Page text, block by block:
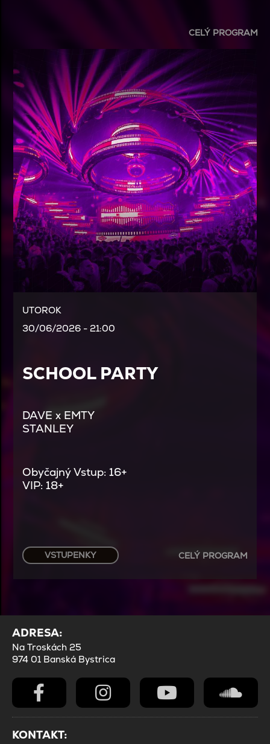
CELÝ PROGRAM
UTOROK
30/06/2026 - 21:00
SCHOOL PARTY
DAVE x EMTY
STANLEY
Obyčajný Vstup: 16+
VIP: 18+
VSTUPENKY CELÝ PROGRAM
ADRESA:
Na Troskách 25
974 01 Banská Bystrica
KONTAKT: